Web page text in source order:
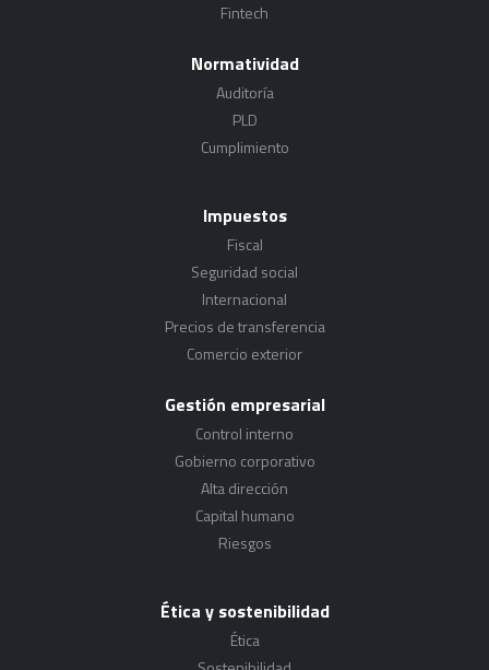
Fintech
Normatividad
Auditoría
PLD
Cumplimiento
Impuestos
Fiscal
Seguridad social
Internacional
Precios de transferencia
Comercio exterior
Gestión empresarial
Control interno
Gobierno corporativo
Alta dirección
Capital humano
Riesgos
Ética y sostenibilidad
Ética